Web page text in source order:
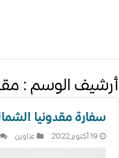
أرشيف الوسم :
سفارة مقدونيا
19 أكتوبر,2022 عناوين